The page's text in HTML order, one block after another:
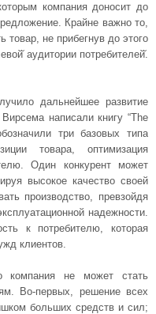
компания доносит до
Крайне важно то,
товар, не прибегнув до этого
аудитории потребителей̆.
дальнейшее развитие
написали книгу “The
три базовых типа
товара, оптимизация
Один конкурент может
высокое качество своей
производство, превзойдя
надежности.
к потребителю, которая
клиентов.
компания не может стать
Во-первых, решение всех
больших средств и сил;